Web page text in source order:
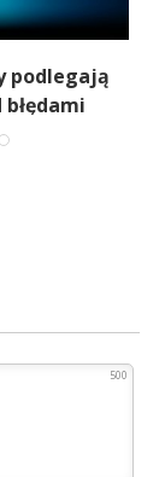
podlegają
500